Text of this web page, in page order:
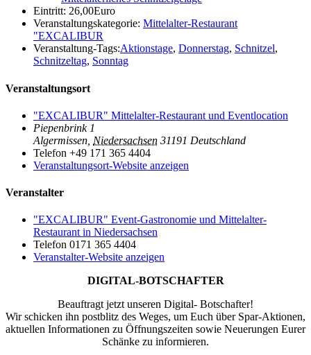
Eintritt: 26,00Euro
Veranstaltungskategorie: Mittelalter-Restaurant
"EXCALIBUR
Veranstaltung-Tags:Aktionstage, Donnerstag, Schnitzel,
Schnitzeltag, Sonntag
Veranstaltungsort
"EXCALIBUR" Mittelalter-Restaurant und Eventlocation
Piepenbrink 1
Algermissen Niedersachsen 31191 Deutschland
Telefon +49 171 365 4404
Veranstaltungsort-Website anzeigen
Veranstalter
"EXCALIBUR" Event-Gastronomie und Mittelalter-
Restaurant in Niedersachsen
Telefon 0171 365 4404
Veranstalter-Website anzeigen
DIGITAL-BOTSCHAFTER
Beauftragt jetzt unseren Digital- Botschafter!
Wir schicken ihn postblitz des Weges, um Euch über Spar-Aktionen,
aktuellen Informationen zu Öffnungszeiten sowie Neuerungen Eurer
Schänke zu informieren.